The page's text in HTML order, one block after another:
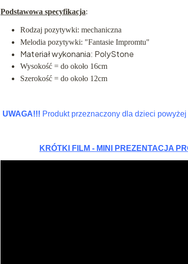
Podstawowa specyfikacja:
Rodzaj pozytywki: mechaniczna
Melodia pozytywki: "Fantasie Impromtu"
Materiał wykonania: PolyStone
Wysokość = do około 16cm
Szerokość = do około 12cm
UWAGA!!! Produkt przeznaczony dla dzieci powyżej
KRÓTKI FILM - MINI PREZENTACJA